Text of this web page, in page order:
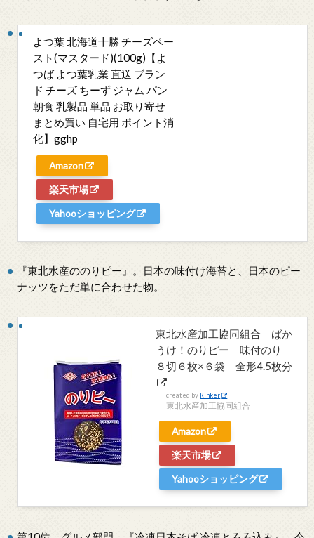
よつ葉 北海道十勝 チーズペー
スト(マスタード)(100g)【よ
つば よつ葉乳業 直送 ブラン
ド チーズ ちーず ジャム パン
朝食 乳製品 単品 お取り寄せ
まとめ買い 自宅用 ポイント消
化】gghp
Amazon
楽天市場
Yahooショッピング
『東北水産ののりピー』。日本の味付け海苔と、日本のピー
ナッツをただ単に合わせた物。
東北水産加工協同組合 ばか
うけ！のりピー 味付のり
８切６枚×６袋 全形4.5枚分
created by Rinker
東北水産加工協同組合
Amazon
楽天市場
Yahooショッピング